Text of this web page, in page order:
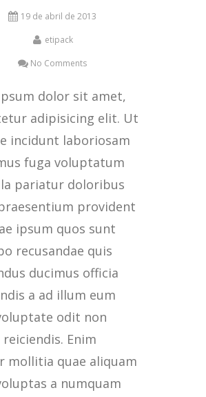
19 de abril de 2013
etipack
No Comments
dolor sit amet,
adipisicing elit. Ut
incidunt laboriosam
fuga voluptatum
pariatur doloribus
provident
ipsum quos sunt
recusandae quis
ducimus officia
a ad illum eum
odit non
Enim
mollitia quae aliquam
a numquam